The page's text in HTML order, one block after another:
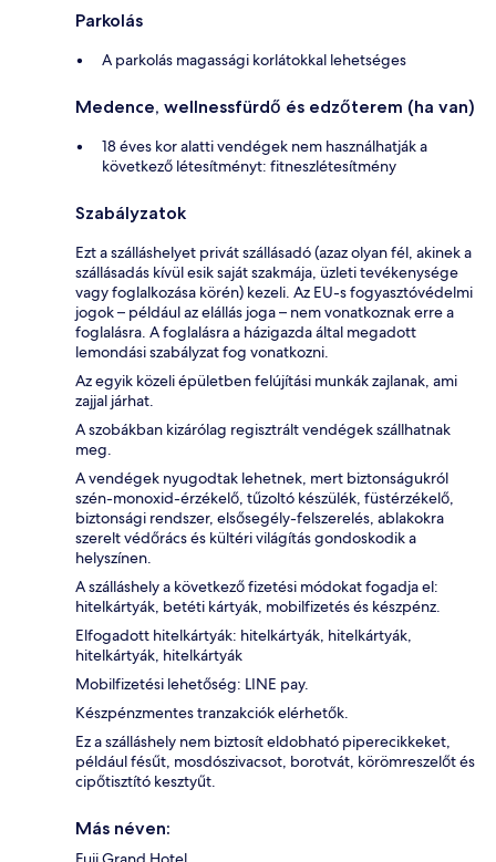
Parkolás
A parkolás magassági korlátokkal lehetséges
Medence, wellnessfürdő és edzőterem (ha van)
18 éves kor alatti vendégek nem használhatják a
következő létesítményt: fitneszlétesítmény
Szabályzatok
Ezt a szálláshelyet privát szállásadó (azaz olyan fél, akinek a
szállásadás kívül esik saját szakmája, üzleti tevékenysége
vagy foglalkozása körén) kezeli. Az EU-s fogyasztóvédelmi
jogok – például az elállás joga – nem vonatkoznak erre a
foglalásra. A foglalásra a házigazda által megadott
lemondási szabályzat fog vonatkozni.
Az egyik közeli épületben felújítási munkák zajlanak, ami
zajjal járhat.
A szobákban kizárólag regisztrált vendégek szállhatnak
meg.
A vendégek nyugodtak lehetnek, mert biztonságukról
szén-monoxid-érzékelő, tűzoltó készülék, füstérzékelő,
biztonsági rendszer, elsősegély-felszerelés, ablakokra
szerelt védőrács és kültéri világítás gondoskodik a
helyszínen.
A szálláshely a következő fizetési módokat fogadja el:
hitelkártyák, betéti kártyák, mobilfizetés és készpénz.
Elfogadott hitelkártyák: hitelkártyák, hitelkártyák,
hitelkártyák, hitelkártyák
Mobilfizetési lehetőség: LINE pay.
Készpénzmentes tranzakciók elérhetők.
Ez a szálláshely nem biztosít eldobható piperecikkeket,
például fésűt, mosdószivacsot, borotvát, körömreszelőt és
cipőtisztító kesztyűt.
Más néven: